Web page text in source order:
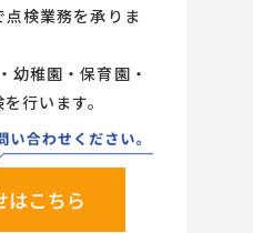
検業務を承りま
幼稚園・保育園・
行います。